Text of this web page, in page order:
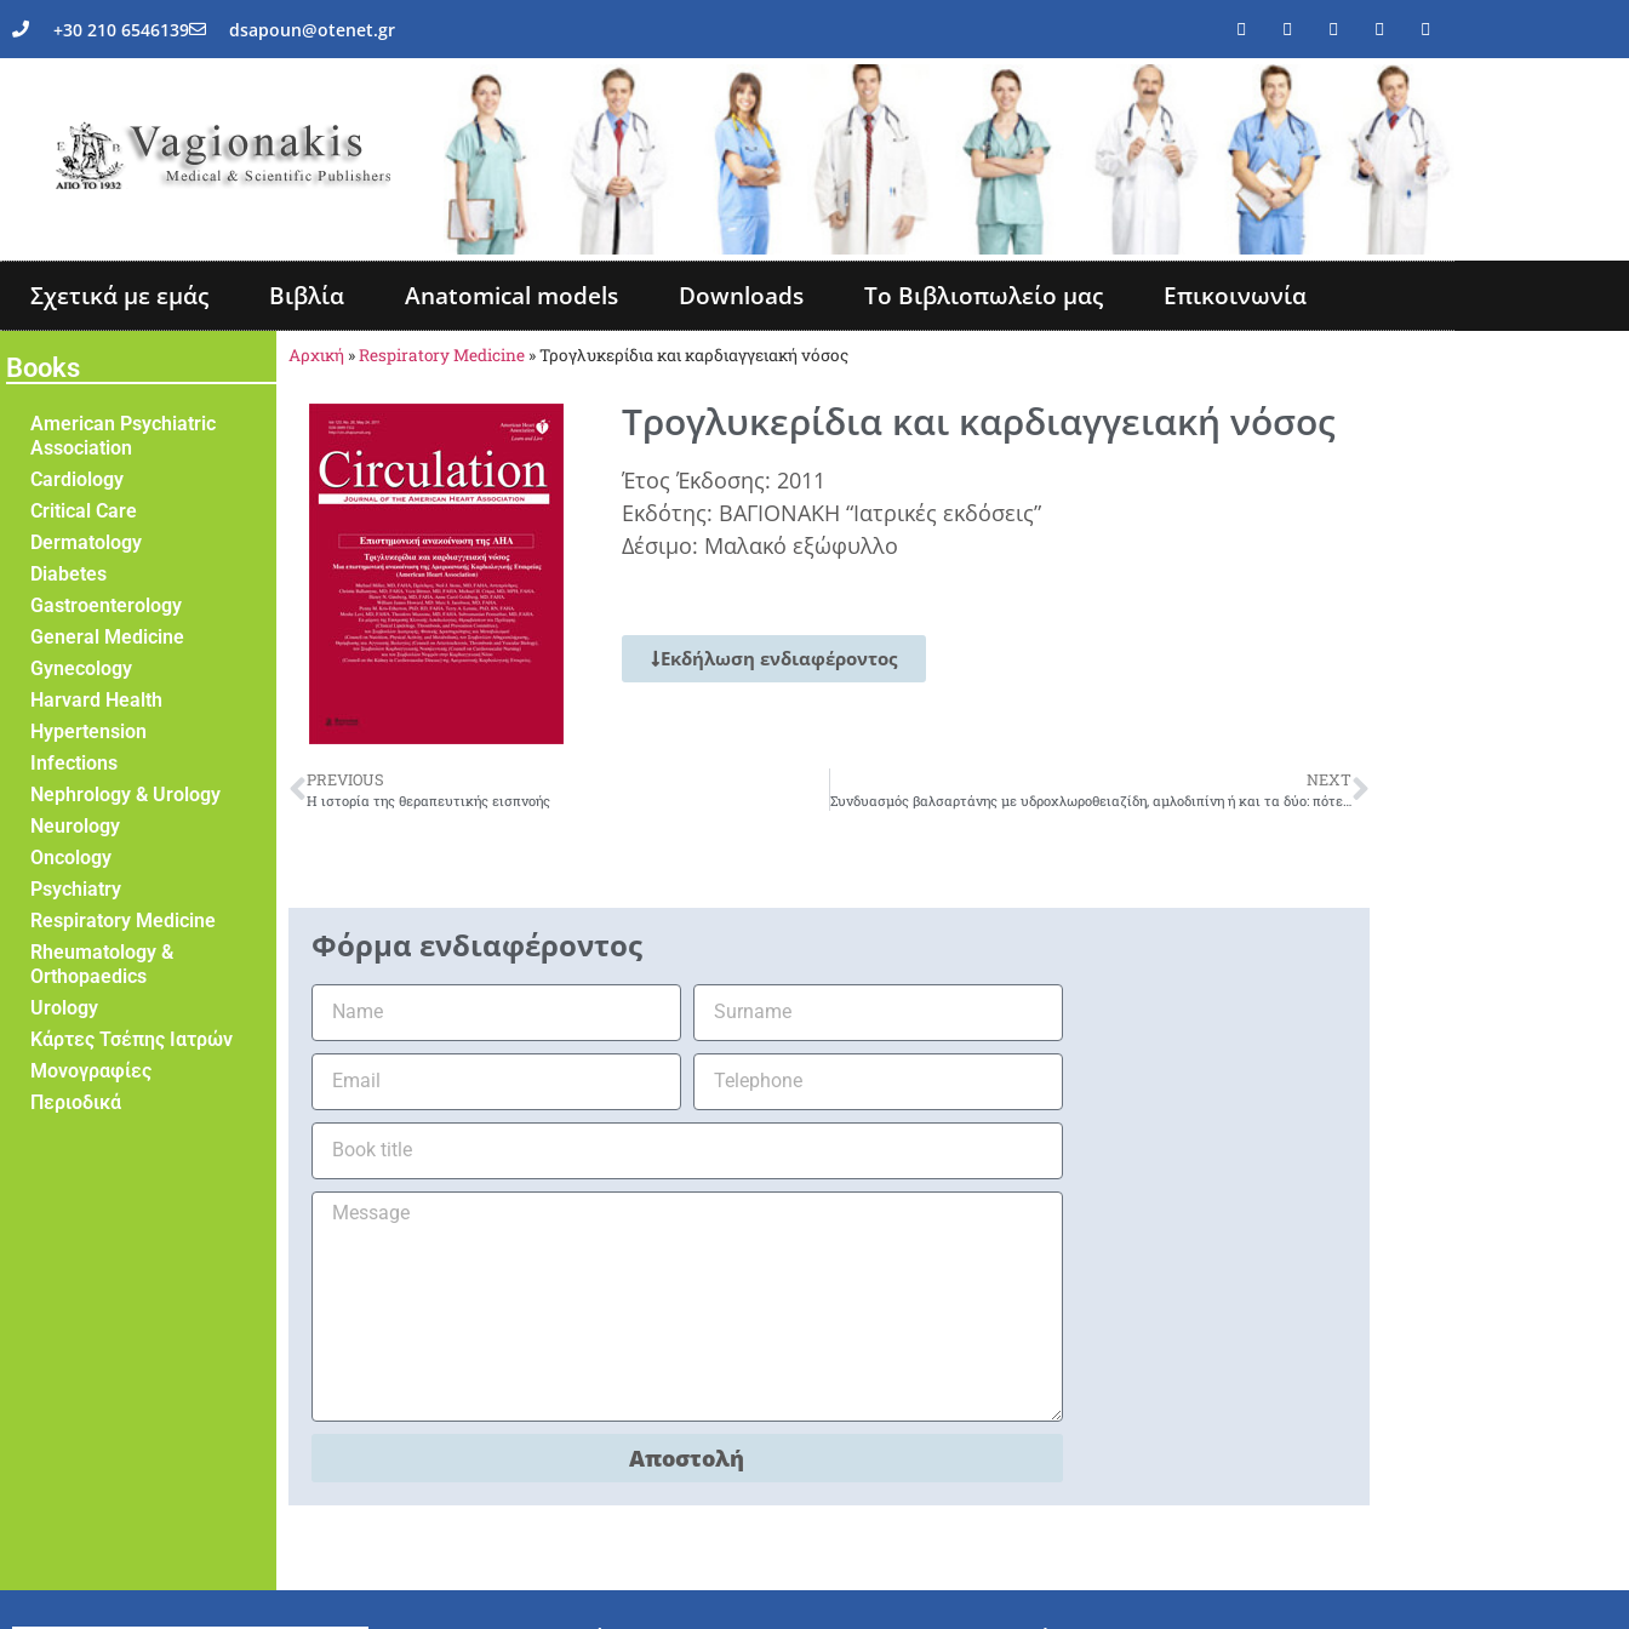
+30 210 6546139 dsapoun@otenet.gr
Σχετικά με εμάς Βιβλία Anatomical models Downloads Το Βιβλιοπωλείο μας Επικοινωνία
Books
American Psychiatric
Association
Cardiology
Critical Care
Dermatology
Diabetes
Gastroenterology
General Medicine
Gynecology
Harvard Health
Hypertension
Infections
Nephrology & Urology
Neurology
Oncology
Psychiatry
Respiratory Medicine
Rheumatology &
Orthopaedics
Urology
Κάρτες Τσέπης Ιατρών
Μονογραφίες
Περιοδικά
Αρχική »Respiratory Medicine »Τρογλυκερίδια και καρδιαγγειακή νόσος
Τρογλυκερίδια και καρδιαγγειακή νόσος
Έτος Έκδοσης: 2011
Εκδότης: ΒΑΓΙΟΝΑΚΗ “Ιατρικές εκδόσεις”
Δέσιμο: Μαλακό εξώφυλλο
Εκδήλωση ενδιαφέροντος
PREVIOUS
H ιστορία της θεραπευτικής εισπνοής
NEXT
Συνδυασμός βαλσαρτάνης με υδροχλωροθειαζίδη, αμλοδιπίνη ή και τα δύο: πότε και για ποιόν;
Φόρμα ενδιαφέροντος
Αποστολή